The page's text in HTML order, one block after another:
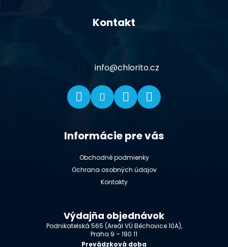
Kontakt
info@chlorito.cz
Informácie pre vás
Obchodné podmienky
Ochrana osobných údajov
Kontakty
Výdajňa objednávok
Podnikatelská 565 (Areál VÚ Běchovice 10A),
Praha 9 – 190 11
Prevádzková doba